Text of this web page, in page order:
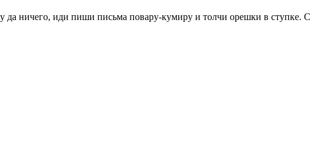
ничего, иди пиши письма повару-кумиру и толчи орешки в ступке.